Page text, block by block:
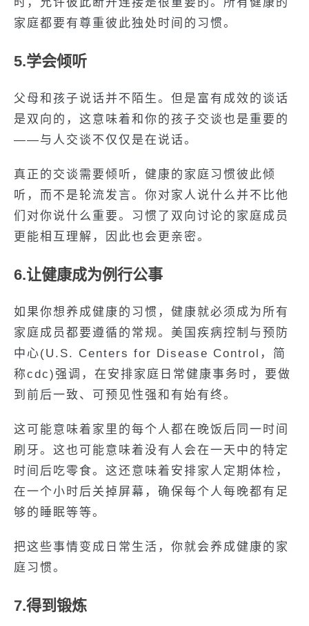
家庭都要有尊重彼此独处时间的习惯。
5.学会倾听
父母和孩子说话并不陌生。但是富有成效的谈话
是双向的，这意味着和你的孩子交谈也是重要的
——与人交谈不仅仅是在说话。
真正的交谈需要倾听，健康的家庭习惯彼此倾
听，而不是轮流发言。你对家人说什么并不比他
们对你说什么重要。习惯了双向讨论的家庭成员
更能相互理解，因此也会更亲密。
6.让健康成为例行公事
如果你想养成健康的习惯，健康就必须成为所有
家庭成员都要遵循的常规。美国疾病控制与预防
中心(U.S. Centers for Disease Control，简
称cdc)强调，在安排家庭日常健康事务时，要做
到前后一致、可预见性强和有始有终。
这可能意味着家里的每个人都在晚饭后同一时间
刷牙。这也可能意味着没有人会在一天中的特定
时间后吃零食。这还意味着安排家人定期体检，
在一个小时后关掉屏幕，确保每个人每晚都有足
够的睡眠等等。
把这些事情变成日常生活，你就会养成健康的家
庭习惯。
7.得到锻炼